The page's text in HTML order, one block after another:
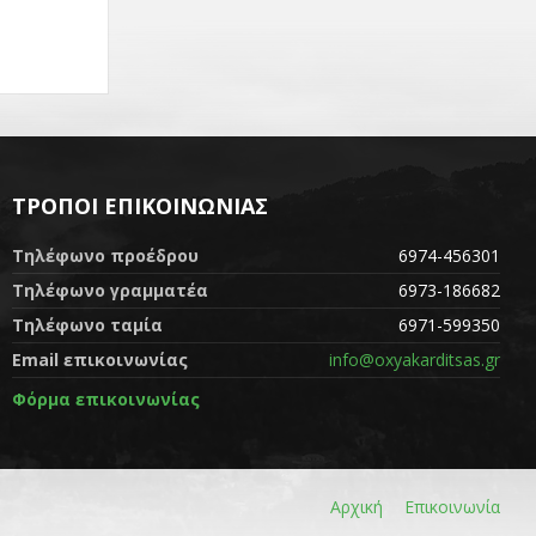
ΤΡΌΠΟΙ ΕΠΙΚΟΙΝΩΝΊΑΣ
Τηλέφωνο προέδρου
6974-456301
Τηλέφωνο γραμματέα
6973-186682
Τηλέφωνο ταμία
6971-599350
Email επικοινωνίας
info@oxyakarditsas.gr
Φόρμα επικοινωνίας
Αρχική Επικοινωνία